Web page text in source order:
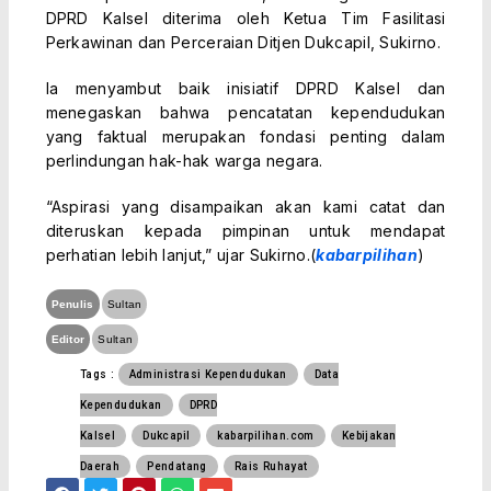
DPRD Kalsel diterima oleh Ketua Tim Fasilitasi
Perkawinan dan Perceraian Ditjen Dukcapil, Sukirno.
Ia menyambut baik inisiatif DPRD Kalsel dan
menegaskan bahwa pencatatan kependudukan
yang faktual merupakan fondasi penting dalam
perlindungan hak-hak warga negara.
“Aspirasi yang disampaikan akan kami catat dan
diteruskan kepada pimpinan untuk mendapat
perhatian lebih lanjut,” ujar Sukirno.(kabarpilihan)
Penulis Sultan
Editor Sultan
Tags : Administrasi Kependudukan Data
Kependudukan DPRD
Kalsel Dukcapil kabarpilihan.com Kebijakan
Daerah Pendatang Rais Ruhayat